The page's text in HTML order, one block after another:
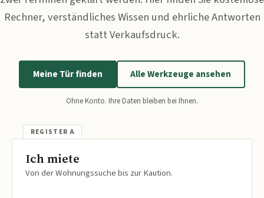
Rechner, verständliches Wissen und ehrliche Antworten
statt Verkaufsdruck.
Meine Tür finden Alle Werkzeuge ansehen
Ohne Konto. Ihre Daten bleiben bei Ihnen.
Ich miete
Von der Wohnungssuche bis zur Kaution.